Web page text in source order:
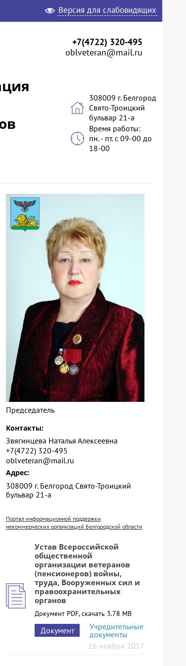
Версия для слабовидящих
+7(4722) 320-495
oblveteran@mail.ru
308009 г. Белгород
Свято-Троицкий
бульвар 21-а
Время работы:
пн. - пт. с 09-00 до
18-00
Председатель
Контакты:
Звягинцева Наталья Алексеевна
+7(4722) 320-495
oblveteran@mail.ru
Адрес:
308009 г. Белгород Свято-Троицкий
бульвар 21-а
Портал информационной поддержки
некоммерческих организаций Белгородской области
Устав Всероссийской
общественной
организации ветеранов
(пенсионеров) войны,
труда, Вооруженных сил и
правоохранительных
органов
Документ PDF, скачать 3.78 MB
Документ
Учредительные
документы
16 ноября 2017